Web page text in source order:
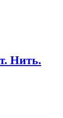
Нить.